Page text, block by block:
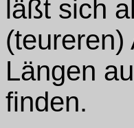
läßt sich
Längen
finden.